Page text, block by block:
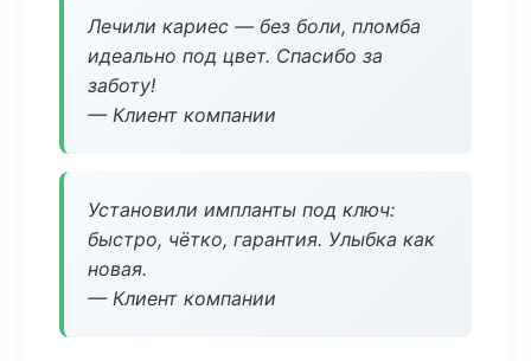
Лечили кариес — без боли, пломба
идеально под цвет. Спасибо за
заботу!
— Клиент компании
Установили импланты под ключ:
быстро, чётко, гарантия. Улыбка как
новая.
— Клиент компании